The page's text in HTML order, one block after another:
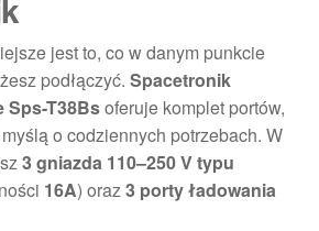
jest to, co w danym punkcie
podłączyć. Spacetronik
Sps-T38Bsoferuje komplet portów,
o codziennych potrzebach. W
3 gniazda 110–250 V typu
16A) oraz3 porty ładowania